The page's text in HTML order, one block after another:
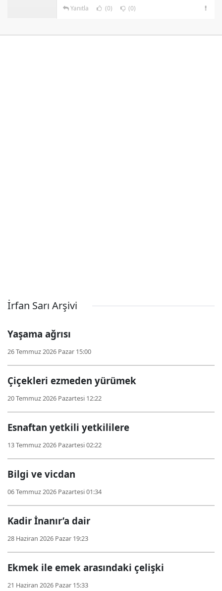
Yanıtla (0) (0)
İrfan Sarı Arşivi
Yaşama ağrısı
26 Temmuz 2026 Pazar 15:00
Çiçekleri ezmeden yürümek
20 Temmuz 2026 Pazartesi 12:22
Esnaftan yetkili yetkililere
13 Temmuz 2026 Pazartesi 02:22
Bilgi ve vicdan
06 Temmuz 2026 Pazartesi 01:34
Kadir İnanır’a dair
28 Haziran 2026 Pazar 19:23
Ekmek ile emek arasındaki çelişki
21 Haziran 2026 Pazar 15:33